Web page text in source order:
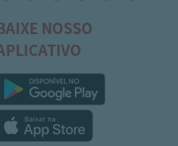
NOSSO